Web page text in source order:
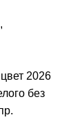
2026
без